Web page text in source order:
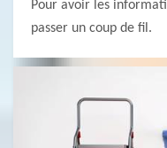
Pour avoir les
passer un coup de fil.